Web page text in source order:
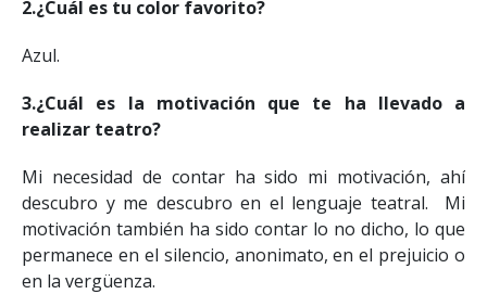
2.¿Cuál es tu color favorito?
Azul.
3.¿Cuál es la motivación que te ha llevado a
realizar teatro?
Mi necesidad de contar ha sido mi motivación, ahí
descubro y me descubro en el lenguaje teatral. Mi
motivación también ha sido contar lo no dicho, lo que
permanece en el silencio, anonimato, en el prejuicio o
en la vergüenza.